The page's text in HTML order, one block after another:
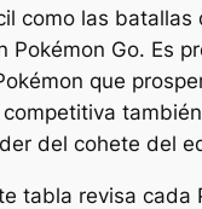
como las batallas
Pokémon Go. Es
que
del cohete del
tabla revisa cada